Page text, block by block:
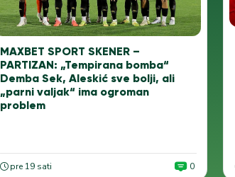
MAXBET SPORT SKENER –
PARTIZAN: „Tempirana bomba“
Demba Sek, Aleskić sve bolji, ali
„parni valjak“ ima ogroman
problem
pre 19 sati 0